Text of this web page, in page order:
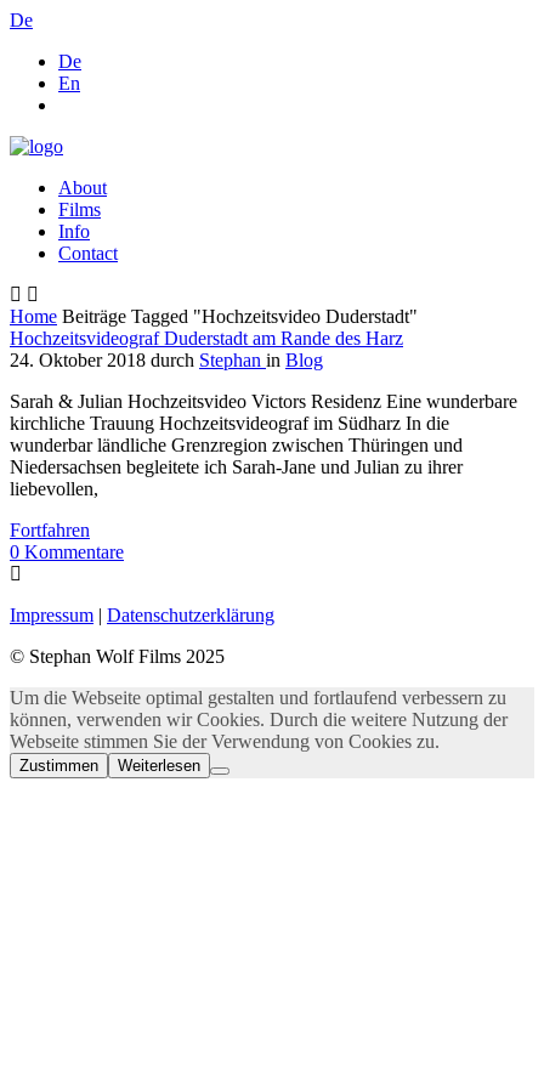
De
De
En
About
Films
Info
Contact
Home Beiträge Tagged "Hochzeitsvideo Duderstadt"
Hochzeitsvideograf Duderstadt am Rande des Harz
24. Oktober 2018 durch Stephan in Blog
Sarah & Julian Hochzeitsvideo Victors Residenz Eine wunderbare
kirchliche Trauung Hochzeitsvideograf im Südharz In die
wunderbar ländliche Grenzregion zwischen Thüringen und
Niedersachsen begleitete ich Sarah-Jane und Julian zu ihrer
liebevollen,
Fortfahren
0 Kommentare
Impressum | Datenschutzerklärung
© Stephan Wolf Films 2025
Um die Webseite optimal gestalten und fortlaufend verbessern zu
können, verwenden wir Cookies. Durch die weitere Nutzung der
Webseite stimmen Sie der Verwendung von Cookies zu.
Zustimmen Weiterlesen